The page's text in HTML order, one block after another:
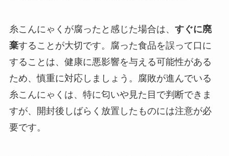
糸こんにゃくが腐ったと感じた場合は、 すぐに廃
棄することが大切です。腐った食品を誤って口に
することは、健康に悪影響を与える可能性がある
ため、慎重に対応しましょう。腐敗が進んでいる
糸こんにゃくは、特に匂いや見た目で判断できま
すが、開封後しばらく放置したものには注意が必
要です。